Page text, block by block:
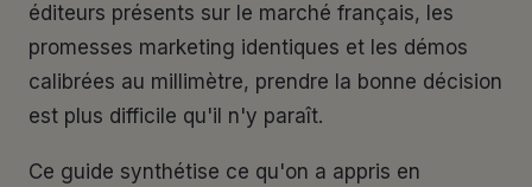
éditeurs présents sur le marché français, les
promesses marketing identiques et les démos
calibrées au millimètre, prendre la bonne décision
est plus difficile qu'il n'y paraît.
Ce guide synthétise ce qu'on a appris en